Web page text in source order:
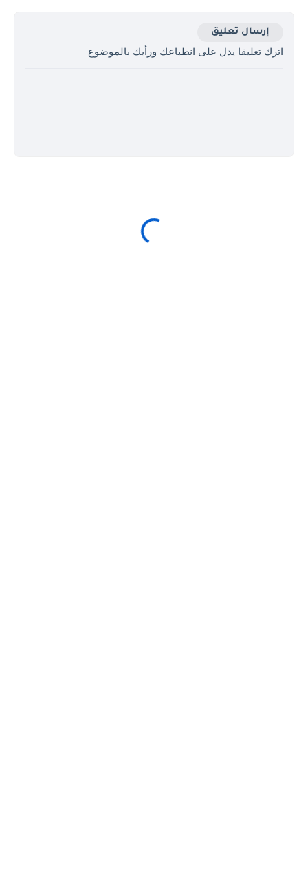
إرسال تعليق
اترك تعليقا يدل على انطباعك ورأيك بالموضوع